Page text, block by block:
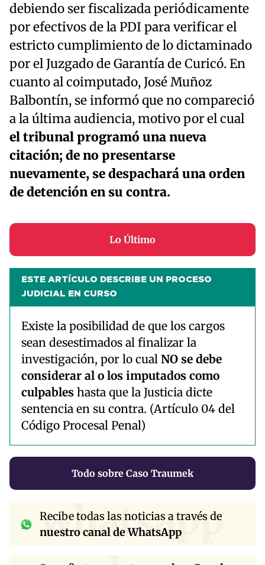
debiendo ser fiscalizada periódicamente
por efectivos de la PDI para verificar el
estricto cumplimiento de lo dictaminado
por el Juzgado de Garantía de Curicó. En
cuanto al coimputado, José Muñoz
Balbontín, se informó que no compareció
a la última audiencia, motivo por el cual
el tribunal programó una nueva
citación; de no presentarse
nuevamente, se despachará una orden
de detención en su contra.
Lo Último
ESTE ARTÍCULO DESCRIBE UN PROCESO
JUDICIAL EN CURSO
Existe la posibilidad de que los cargos
sean desestimados al finalizar la
investigación, por lo cualNO se debe
considerar al o los imputados como
culpables hasta que la Justicia dicte
sentencia en su contra. (Artículo 04 del
Código Procesal Penal)
Todo sobre Caso Traumek
whatsapp
Recibe todas las noticias a través de
nuestro canal de WhatsApp